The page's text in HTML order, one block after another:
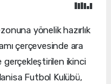
yönelik hazırlık
çerçevesinde ara
gerçekleştirilen ikinci
Futbol Kulübü,